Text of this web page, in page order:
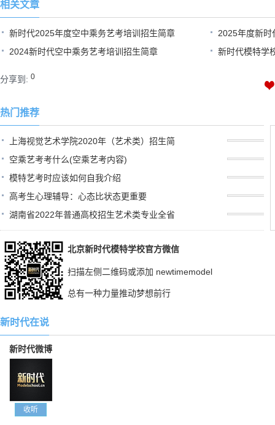
相关文章
新时代2025年度空中乘务艺考培训招生简章 2025年度新时
章
2024新时代空中乘务艺考培训招生简章 新时代模特学
分享到: 0
热门推荐
上海视觉艺术学院2020年（艺术类）招生简
空乘艺考考什么(空乘艺考内容)
模特艺考时应该如何自我介绍
高考生心理辅导：心态比状态更重要
湖南省2022年普通高校招生艺术类专业全省
北京新时代模特学校官方微信
扫描左侧二维码或添加 newtimemodel
总有一种力量推动梦想前行
新时代在说
新时代微博
收听